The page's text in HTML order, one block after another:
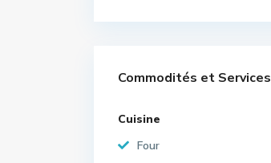
Commodités et Services
Cuisine
Four